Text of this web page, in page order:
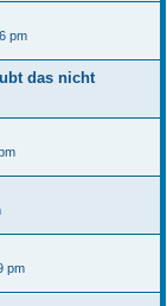
pm
das nicht
pm